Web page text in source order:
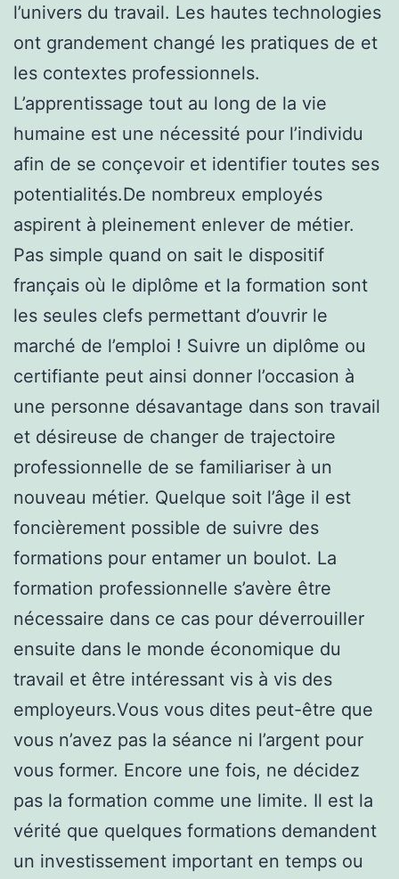
l’univers du travail. Les hautes technologies
ont grandement changé les pratiques de et
les contextes professionnels.
L’apprentissage tout au long de la vie
humaine est une nécessité pour l’individu
afin de se conçevoir et identifier toutes ses
potentialités.De nombreux employés
aspirent à pleinement enlever de métier.
Pas simple quand on sait le dispositif
français où le diplôme et la formation sont
les seules clefs permettant d’ouvrir le
marché de l’emploi ! Suivre un diplôme ou
certifiante peut ainsi donner l’occasion à
une personne désavantage dans son travail
et désireuse de changer de trajectoire
professionnelle de se familiariser à un
nouveau métier. Quelque soit l’âge il est
foncièrement possible de suivre des
formations pour entamer un boulot. La
formation professionnelle s’avère être
nécessaire dans ce cas pour déverrouiller
ensuite dans le monde économique du
travail et être intéressant vis à vis des
employeurs.Vous vous dites peut-être que
vous n’avez pas la séance ni l’argent pour
vous former. Encore une fois, ne décidez
pas la formation comme une limite. Il est la
vérité que quelques formations demandent
un investissement important en temps ou